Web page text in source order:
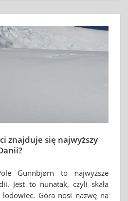
znajduje się najwyższy
Gunnbjørn to najwyższe
Jest to nunatak, czyli skała
lodowiec. Góra nosi nazwę na